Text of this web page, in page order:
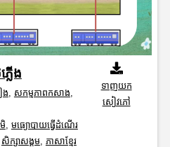
ើង
ង សកម្មភាពកសាង
, មធ្យោបាយធ្វើដំណើរ
សិក្សាសង្គម, ភាសាខ្មែរ
ទាញយក
សៀវភៅ